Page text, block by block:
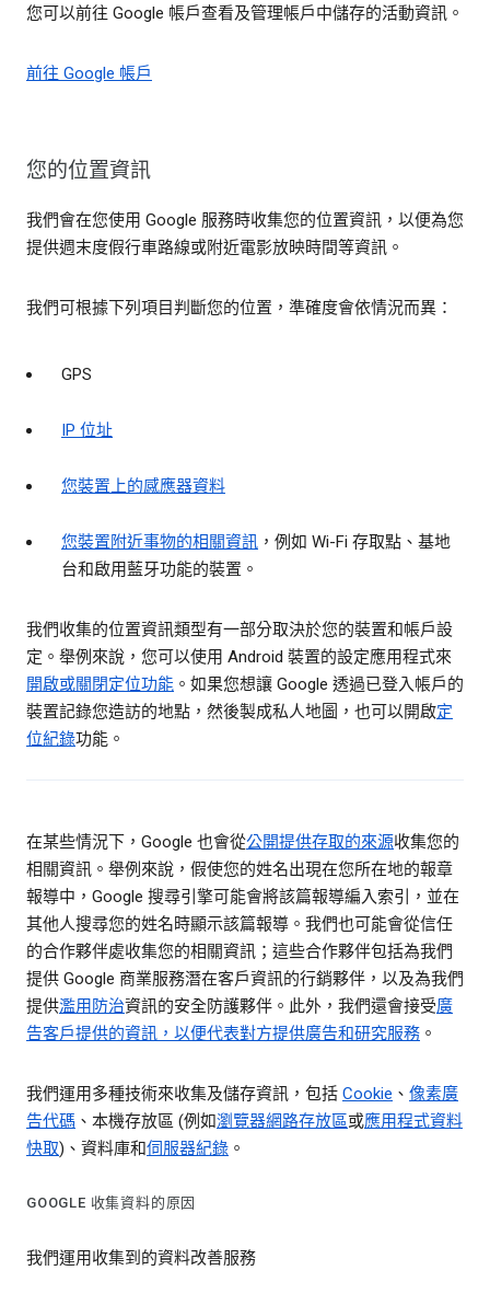
您可以前往 Google 帳戶查看及管理帳戶中儲存的活動資訊。
前往 Google 帳戶
您的位置資訊
我們會在您使用 Google 服務時收集您的位置資訊，以便為您
提供週末度假行車路線或附近電影放映時間等資訊。
我們可根據下列項目判斷您的位置，準確度會依情況而異：
GPS
IP 位址
您裝置上的感應器資料
您裝置附近事物的相關資訊 ，例如 Wi-Fi 存取點、基地
台和啟用藍牙功能的裝置。
我們收集的位置資訊類型有一部分取決於您的裝置和帳戶設
定。舉例來說，您可以使用 Android 裝置的設定應用程式來
開啟或關閉定位功能 。如果您想讓 Google 透過已登入帳戶的
裝置記錄您造訪的地點，然後製成私人地圖，也可以開啟定
位紀錄功能。
在某些情況下，Google 也會從公開提供存取的來源收集您的
相關資訊。舉例來說，假使您的姓名出現在您所在地的報章
報導中，Google 搜尋引擎可能會將該篇報導編入索引，並在
其他人搜尋您的姓名時顯示該篇報導。我們也可能會從信任
的合作夥伴處收集您的相關資訊；這些合作夥伴包括為我們
提供 Google 商業服務潛在客戶資訊的行銷夥伴，以及為我們
提供濫用防治資訊的安全防護夥伴。此外，我們還會接受廣
告客戶提供的資訊，以便代表對方提供廣告和研究服務 。
我們運用多種技術來收集及儲存資訊，包括 Cookie 、 像素廣
告代碼 、本機存放區 (例如瀏覽器網路存放區或應用程式資料
快取)、資料庫和伺服器紀錄 。
GOOGLE 收集資料的原因
我們運用收集到的資料改善服務